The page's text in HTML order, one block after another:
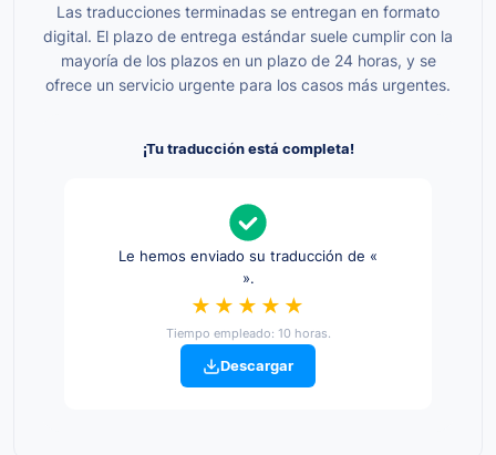
Las traducciones terminadas se entregan en formato
digital. El plazo de entrega estándar suele cumplir con la
mayoría de los plazos en un plazo de 24 horas, y se
ofrece un servicio urgente para los casos más urgentes.
¡Tu traducción está completa!
Le hemos enviado su traducción de «
».
★★★★★
Tiempo empleado: 10 horas.
Descargar